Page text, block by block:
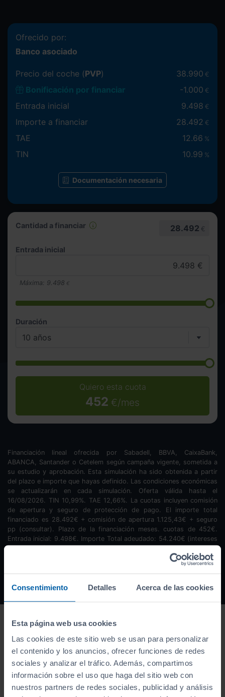
Consentimiento Detalles Acerca de las cookies
Esta página web usa cookies
Las cookies de este sitio web se usan para personalizar
el contenido y los anuncios, ofrecer funciones de redes
sociales y analizar el tráfico. Además, compartimos
información sobre el uso que haga del sitio web con
nuestros partners de redes sociales, publicidad y análisis
Cantidad a financiar 28.492 €
Entrada inicial
Máxima: 9.498 €
Duración
Quiero esta cuota
452 €/mes
Ofrecido por:
Banco asociado
Precio del coche (PVP) 38.990 €
Bonificación por financiar -1.000 €
Entrada inicial 9.498 €
Importe a financiar 28.492 €
TAE 12.66 %
TIN 10.99 %
Documentación necesaria
Financiación lineal ofrecida por Sabadell, BBVA, CaixaBank,
ABANCA, Santander o Cetelem según campaña vigente, sometida a
su estudio y aprobación. Esta simulación ha sido obtenida a partir
del plazo e importe que hayas definido. Las condiciones económicas
se actualizarán en cada simulación. Oferta válida hasta el
16/08/2026. TIN 10,99%. TAE 12,66%. La cuotas incluyen comisión
de apertura y seguro de protección de pago. El importe total
financiado es 28.492€ + comisión de apertura 1.125,43€ + seguro
pp (consultar). Plazo de la financiación meses. cuotas de 452€.
Entrada inicial: 9.498€. Importe Total adeudado: 54.240€ (intereses
finalidad informativa y no sustituye a las condiciones finales del